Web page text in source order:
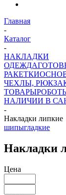
Главная
-
Каталог
-
НАКЛАДКИ
ОДЕЖДА
РАКЕТКИ
ЧЕХЛЫ,
ТОВАРЫ
НАЛИЧИИ В
-
Накладки липкие
шипыгладкие
Накладки
Цена